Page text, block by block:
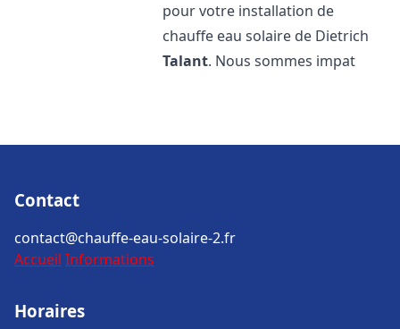
pour votre installation de
chauffe eau solaire de Dietrich
Talant. Nous sommes impat
Contact
contact@chauffe-eau-solaire-2.fr
Accueil Informations
Horaires